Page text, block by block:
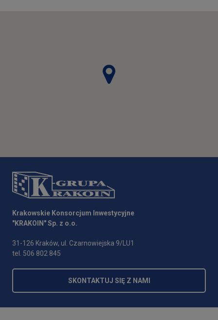
Krakowskie Konsorcjum Inwestycyjne
"KRAKOIN" Sp. z o.o.
31-126 Kraków, ul. Czarnowiejska 9/LU1
tel. 506 802 845
SKONTAKTUJ SIĘ Z NAMI